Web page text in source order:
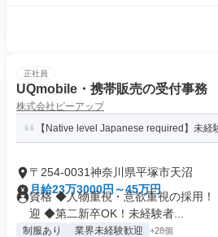
正社員
UQmobile・携帯販売の受付事務
株式会社ピーアップ
【Native level Japanese required】未経
〒254-0031神奈川県平塚市天沼
月給23万3000円～45万円
資格 ◆人物重視・意欲重視の採用
迎 ◆第二新卒OK！未経験者...
制服あり 業界未経験歓迎 +28個